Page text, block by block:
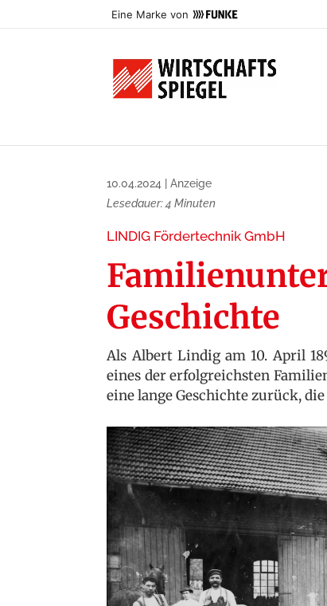
Eine Marke von
10.04.2024 |Anzeige
Lesedauer: 4 Minuten
LINDIG Fördertechnik GmbH
Geschichte
Als Albert Lindig am 10. April
eines der erfolgreichsten
eine lange Geschichte zurück,